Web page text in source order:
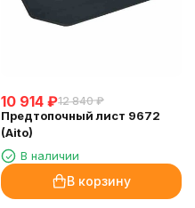
10 914 ₽12 840 ₽
Предтопочный лист 9672
(Aito)
В наличии
В корзину